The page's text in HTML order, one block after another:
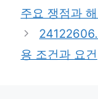
주요 쟁점과
용 조건과 요건